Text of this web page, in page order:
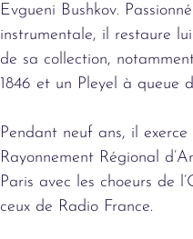
Evgueni Bushkov.
instrumentale, il restaure
de sa collection,
1846 et un Pleyel à queue
Pendant neuf ans, il
Rayonnement Régional
Paris avec les choeurs de
ceux de Radio France.